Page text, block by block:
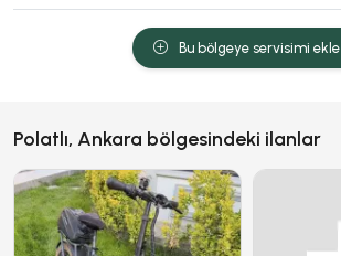
Bu bölgeye servisimi ekle
Polatlı, Ankara bölgesindeki ilanlar